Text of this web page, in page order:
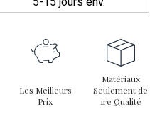
il s’adapte à une large
faciles, le
Mosaïque Sixties
qui transformera n’importe
de haute qualité et une touche
Les Meilleurs
Prix
Matériaux
Seulement de
1re Qualité